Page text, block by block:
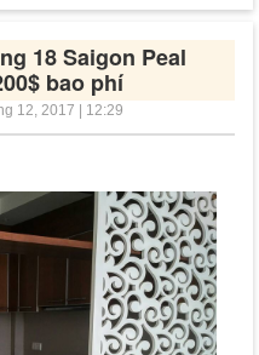
18 Saigon Peal
bao phí
12, 2017 | 12:29